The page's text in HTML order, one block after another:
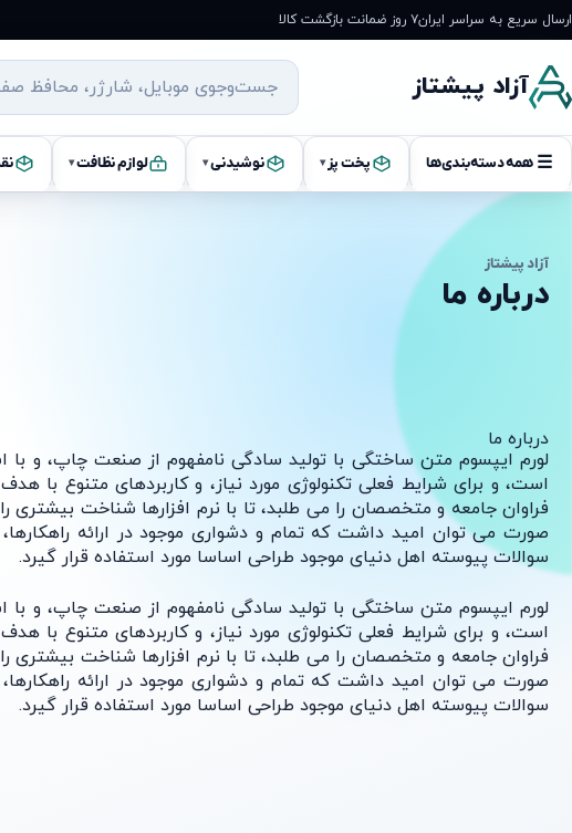
ارسال سریع به سراسر ایران۷ روز ضمانت بازگشت کالا
آزاد پیشتاز
☰ همه دسته‌بندی‌ها پخت پز ▾ نوشیدنی▾ لوازم نظافت▾
آزاد پیشتاز
درباره ما
درباره ما
لورم ایپسوم متن ساختگی با تولید سادگی نامفهوم از صنعت چاپ، و با
است، و برای شرایط فعلی تکنولوژی مورد نیاز، و کاربردهای متنوع با
فراوان جامعه و متخصصان را می طلبد، تا با نرم افزارها شناخت بیشتری
صورت می توان امید داشت که تمام و دشواری موجود در ارائه
سوالات پیوسته اهل دنیای موجود طراحی اساسا مورد استفاده قرار گیرد.
لورم ایپسوم متن ساختگی با تولید سادگی نامفهوم از صنعت چاپ، و با
است، و برای شرایط فعلی تکنولوژی مورد نیاز، و کاربردهای متنوع با
فراوان جامعه و متخصصان را می طلبد، تا با نرم افزارها شناخت بیشتری
صورت می توان امید داشت که تمام و دشواری موجود در ارائه
سوالات پیوسته اهل دنیای موجود طراحی اساسا مورد استفاده قرار گیرد.